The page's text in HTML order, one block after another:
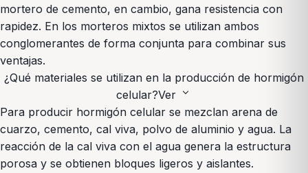
mortero de cemento, en cambio, gana resistencia con
rapidez. En los morteros mixtos se utilizan ambos
conglomerantes de forma conjunta para combinar sus
ventajas.
¿Qué materiales se utilizan en la producción de hormigón
celular?Ver expand_more
Para producir hormigón celular se mezclan arena de
cuarzo, cemento, cal viva, polvo de aluminio y agua. La
reacción de la cal viva con el agua genera la estructura
porosa y se obtienen bloques ligeros y aislantes.